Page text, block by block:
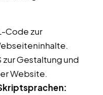
Code zur
Gestaltung und
Website.